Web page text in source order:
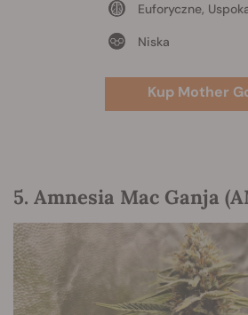
Euforyczne,
Niska
Kup Mother
5. Amnesia Mac Ganja